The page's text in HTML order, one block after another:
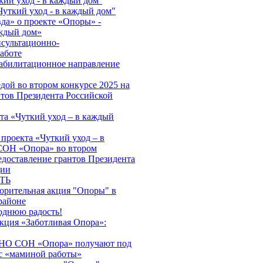
уход - в каждый дом"
о проекте «Опоры» -
дом»
направление
во втором конкурсе 2025 на
Президента Российской
«Чуткий уход – в каждый
«Чуткий уход – в
«Опора» во втором
грантов Президента
акция "Опоры" в
радость!
«Заботливая Опора»:
СОН «Опора» получают под
«маминой работы»